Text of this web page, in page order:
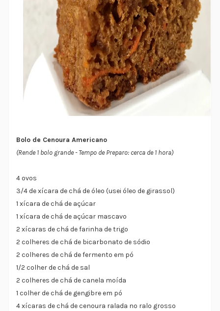
Bolo de Cenoura Americano
(Rende 1 bolo grande - Tempo de Preparo: cerca de 1 hora)
4 ovos
3/4 de xícara de chá de óleo (usei óleo de girassol)
1 xícara de chá de açúcar
1 xícara de chá de açúcar mascavo
2 xícaras de chá de farinha de trigo
2 colheres de chá de bicarbonato de sódio
2 colheres de chá de fermento em pó
1/2 colher de chá de sal
2 colheres de chá de canela moída
1 colher de chá de gengibre em pó
4 xícaras de chá de cenoura ralada no ralo grosso